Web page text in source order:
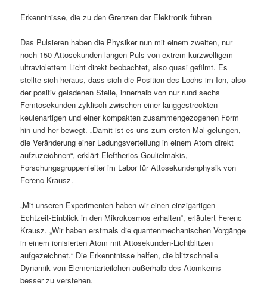
Erkenntnisse, die zu den Grenzen der Elektronik führen
Das Pulsieren haben die Physiker nun mit einem zweiten, nur
noch 150 Attosekunden langen Puls von extrem kurzwelligem
ultraviolettem Licht direkt beobachtet, also quasi gefilmt. Es
stellte sich heraus, dass sich die Position des Lochs im Ion, also
der positiv geladenen Stelle, innerhalb von nur rund sechs
Femtosekunden zyklisch zwischen einer langgestreckten
keulenartigen und einer kompakten zusammengezogenen Form
hin und her bewegt. „Damit ist es uns zum ersten Mal gelungen,
die Veränderung einer Ladungsverteilung in einem Atom direkt
aufzuzeichnen“, erklärt Eleftherios Goulielmakis,
Forschungsgruppenleiter im Labor für Attosekundenphysik von
Ferenc Krausz.
„Mit unseren Experimenten haben wir einen einzigartigen
Echtzeit-Einblick in den Mikrokosmos erhalten“, erläutert Ferenc
Krausz. „Wir haben erstmals die quantenmechanischen Vorgänge
in einem ionisierten Atom mit Attosekunden-Lichtblitzen
aufgezeichnet.“ Die Erkenntnisse helfen, die blitzschnelle
Dynamik von Elementarteilchen außerhalb des Atomkerns
besser zu verstehen.